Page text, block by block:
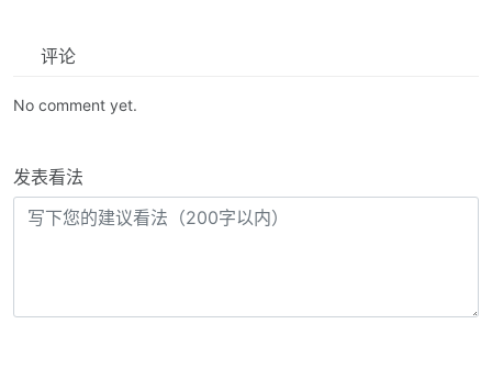
评论
No comment yet.
发表看法